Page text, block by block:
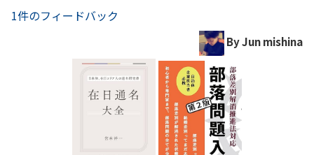
1件のフィードバック
By Jun mishina